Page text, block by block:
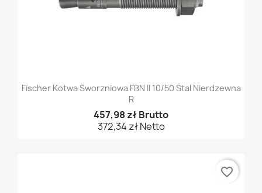
Fischer Kotwa Sworzniowa FBN II 10/50 Stal Nierdzewna
R
457,98 zł Brutto
372,34 zł Netto
favorite_border